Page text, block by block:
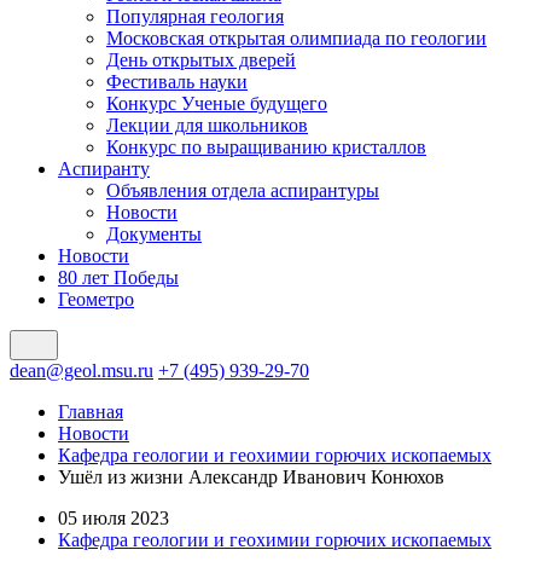
Популярная геология
Московская открытая олимпиада по геологии
День открытых дверей
Фестиваль науки
Конкурс Ученые будущего
Лекции для школьников
Конкурс по выращиванию кристаллов
Аспиранту
Объявления отдела аспирантуры
Новости
Документы
Новости
80 лет Победы
Геометро
dean@geol.msu.ru +7 (495) 939-29-70
Главная
Новости
Кафедра геологии и геохимии горючих ископаемых
Ушёл из жизни Александр Иванович Конюхов
05 июля 2023
Кафедра геологии и геохимии горючих ископаемых